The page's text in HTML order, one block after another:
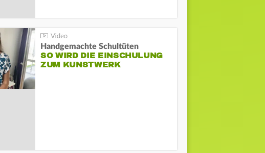
Handgemachte Schultüten
SO WIRD DIE EINSCHULUNG
ZUM KUNSTWERK